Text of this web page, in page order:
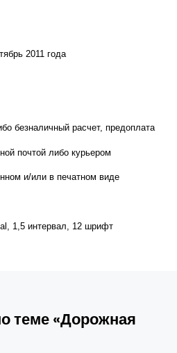
2011 года
безналичный расчет, предоплата
почтой либо курьером
и/или в печатном виде
1,5 интервал, 12 шрифт
теме «Дорожная